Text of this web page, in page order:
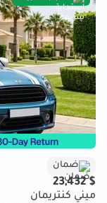
ضمان
$ 23,432
ميني كنتريمان